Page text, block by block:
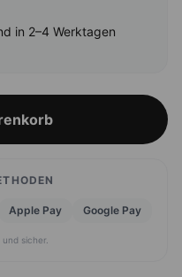
in 2–4 Werktagen
Apple Pay Google Pay
sicher.